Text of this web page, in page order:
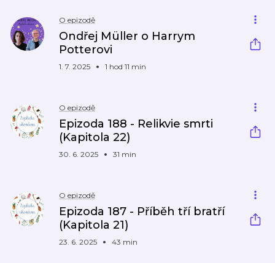
O epizodě
Ondřej Müller o Harrym
Potterovi
1. 7. 2025 1 hod 11 min
O epizodě
Epizoda 188 - Relikvie smrti
(Kapitola 22)
30. 6. 2025 31 min
O epizodě
Epizoda 187 - Příběh tří bratří
(Kapitola 21)
23. 6. 2025 43 min